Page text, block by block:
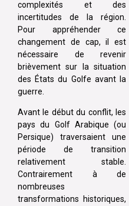
complexités et des
incertitudes de la région.
Pour appréhender ce
changement de cap, il est
nécessaire de revenir
brièvement sur la situation
des États du Golfe avant la
guerre.
Avant le début du conflit, les
pays du Golf Arabique (ou
Persique) traversaient une
période de transition
relativement stable.
Contrairement à de
nombreuses
transformations historiques,